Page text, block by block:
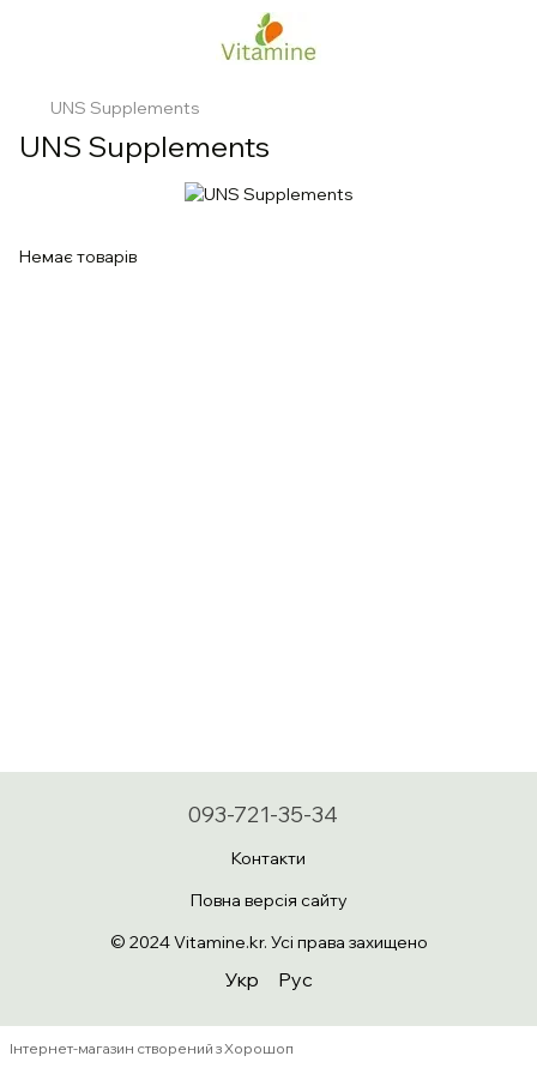
UNS Supplements
UNS Supplements
Немає товарів
093-721-35-34
Контакти
Повна версія сайту
© 2024 Vitamine.kr. Усі права захищено
Укр Рус
Інтернет-магазин створений з Хорошоп